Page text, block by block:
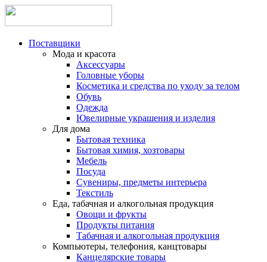
Поставщики
Мода и красота
Аксессуары
Головные уборы
Косметика и средства по уходу за телом
Обувь
Одежда
Ювелирные украшения и изделия
Для дома
Бытовая техника
Бытовая химия, хозтовары
Мебель
Посуда
Сувениры, предметы интерьера
Текстиль
Еда, табачная и алкогольная продукция
Овощи и фрукты
Продукты питания
Табачная и алкогольная продукция
Компьютеры, телефония, канцтовары
Канцелярские товары